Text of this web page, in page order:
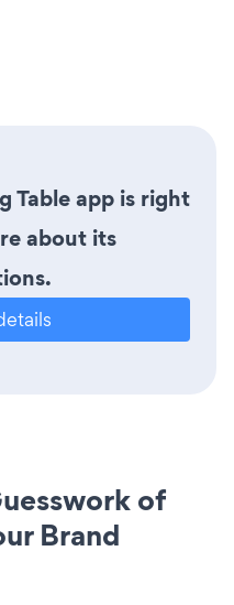
Table app is right
about its
of
Brand